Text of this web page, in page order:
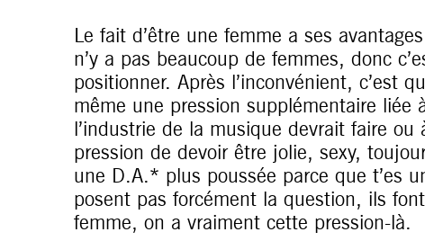
Le fait d’être une femme a ses
n’y a pas beaucoup de femmes, donc
positionner. Après l’inconvénient, c’est
même une pression supplémentaire liée
l’industrie de la musique devrait faire
pression de devoir être jolie, sexy,
une D.A.* plus poussée parce que t’es
posent pas forcément la question, ils
femme, on a vraiment cette pression-là.